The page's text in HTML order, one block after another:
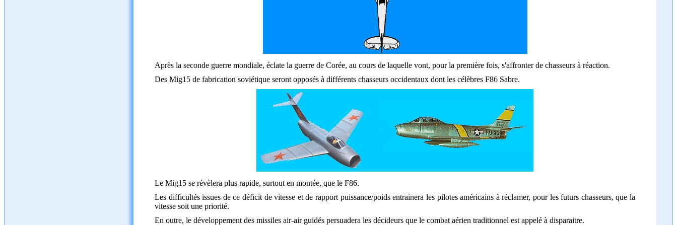
Après la seconde guerre mondiale, éclate la guerre de Corée, au cours de laquelle vont, pour la première fois, s'affronter de chasseurs à réaction.
Des Mig15 de fabrication soviétique seront opposés à différents chasseurs occidentaux dont les célèbres F86 Sabre.
Le Mig15 se révèlera plus rapide, surtout en montée, que le F86.
Les difficultés issues de ce déficit de vitesse et de rapport puissance/poids entrainera les pilotes américains à réclamer, pour les futurs chasseurs, que la
vitesse soit une priorité.
En outre, le développement des missiles air-air guidés persuadera les décideurs que le combat aérien traditionnel est appelé à disparaitre.